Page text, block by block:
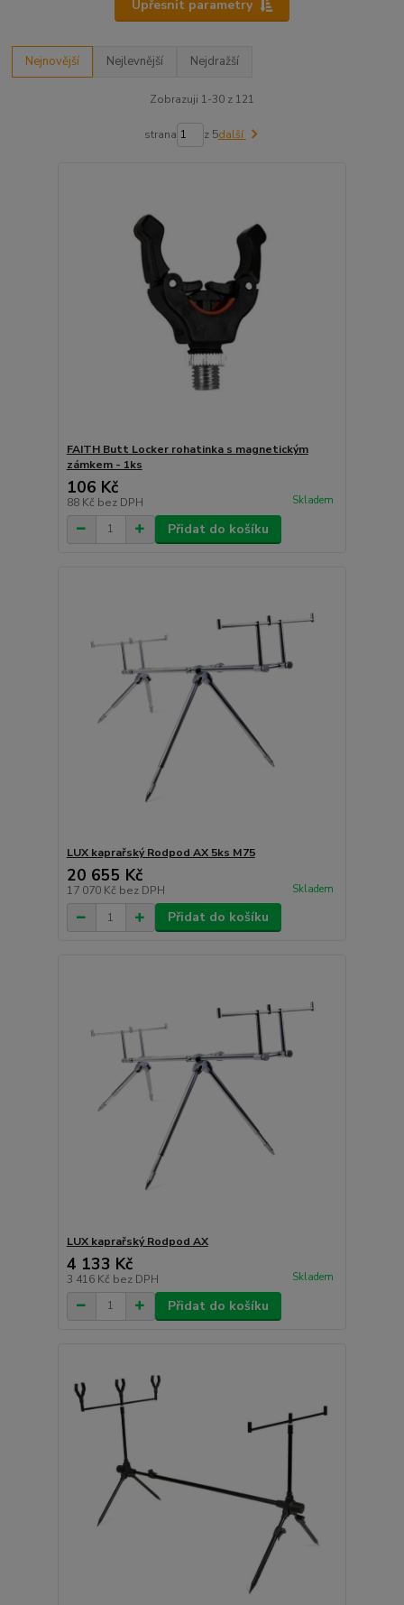
Upřesnit parametry
Nejnovější Nejlevnější Nejdražší
Zobrazuji 1-30 z 121
strana z 5další
FAITH Butt Locker rohatinka s magnetickým
zámkem - 1ks
106 Kč
88 Kč bez DPH Skladem
Přidat do košíku
LUX kaprařský Rodpod AX 5ks M75
20 655 Kč
17 070 Kč bez DPH Skladem
Přidat do košíku
LUX kaprařský Rodpod AX
4 133 Kč
3 416 Kč bez DPH Skladem
Přidat do košíku